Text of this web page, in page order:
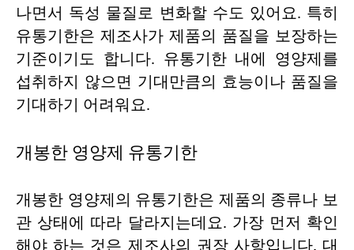
나면서 독성 물질로 변화할 수도 있어요. 특히
유통기한은 제조사가 제품의 품질을 보장하는
기준이기도 합니다. 유통기한 내에 영양제를
섭취하지 않으면 기대만큼의 효능이나 품질을
기대하기 어려워요.
개봉한 영양제 유통기한
개봉한 영양제의 유통기한은 제품의 종류나 보
관 상태에 따라 달라지는데요. 가장 먼저 확인
해야 하는 것은 제조사의 권장 사항입니다. 대